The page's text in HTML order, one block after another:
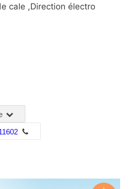
cale ,Direction électro